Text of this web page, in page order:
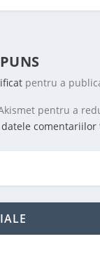
pentru a
pentru a
comentariilor